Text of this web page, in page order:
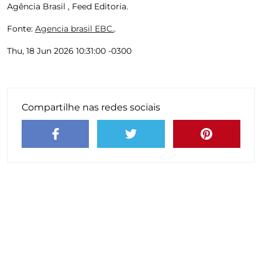
Agência Brasil , Feed Editoria.
Fonte: Agencia brasil EBC..
Thu, 18 Jun 2026 10:31:00 -0300
Compartilhe nas redes sociais